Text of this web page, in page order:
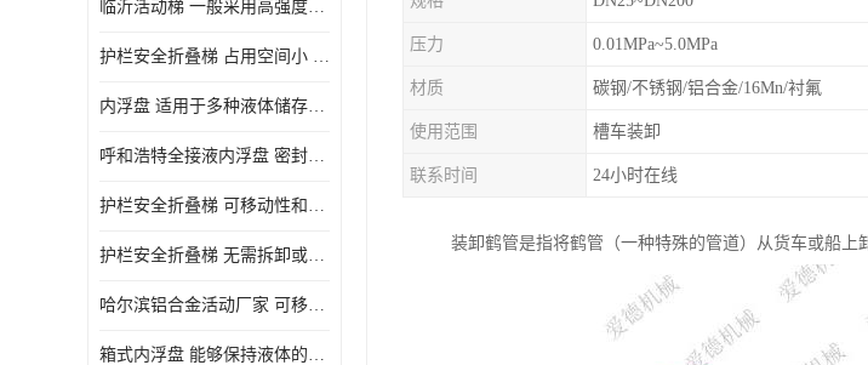
定量装车系统
临沂活动梯 一般采用高强度材料制造 可以用于多种不同的任务
护栏安全折叠梯 占用空间小 方便存放和搬运
内浮盘 适用于多种液体储存和运输 能够降低运输成本和维护成本
呼和浩特全接液内浮盘 密封性能好 有效保护液体质量
护栏安全折叠梯 可移动性和安全性较高 占用空间小
护栏安全折叠梯 无需拆卸或重新安装 占用空间小
哈尔滨铝合金活动厂家 可移动性和安全性较高 占用空间小
箱式内浮盘 能够保持液体的密闭状态 适用于多种液体储存和运输
压力 0.01MPa~5.0MPa
材质 碳钢/不锈钢/铝合金/16Mn/衬氟
使用范围 槽车装卸
联系时间 24小时在线
装卸鹤管是指将鹤管（一种特殊的管道）从货车或船上